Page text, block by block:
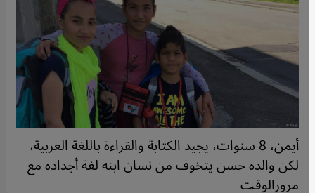
أيمن، 8 سنوات، يجيد الكتابة والقراءة باللغة العربية،
لكن والده حسن يتخوف من نسان ابنه لغة أجداده مع
مرورالوقت